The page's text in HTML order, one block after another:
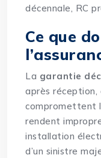
décennale, RC
Ce que
La garantie
après réception,
compromettent
rendent
installation
d’un sinistre